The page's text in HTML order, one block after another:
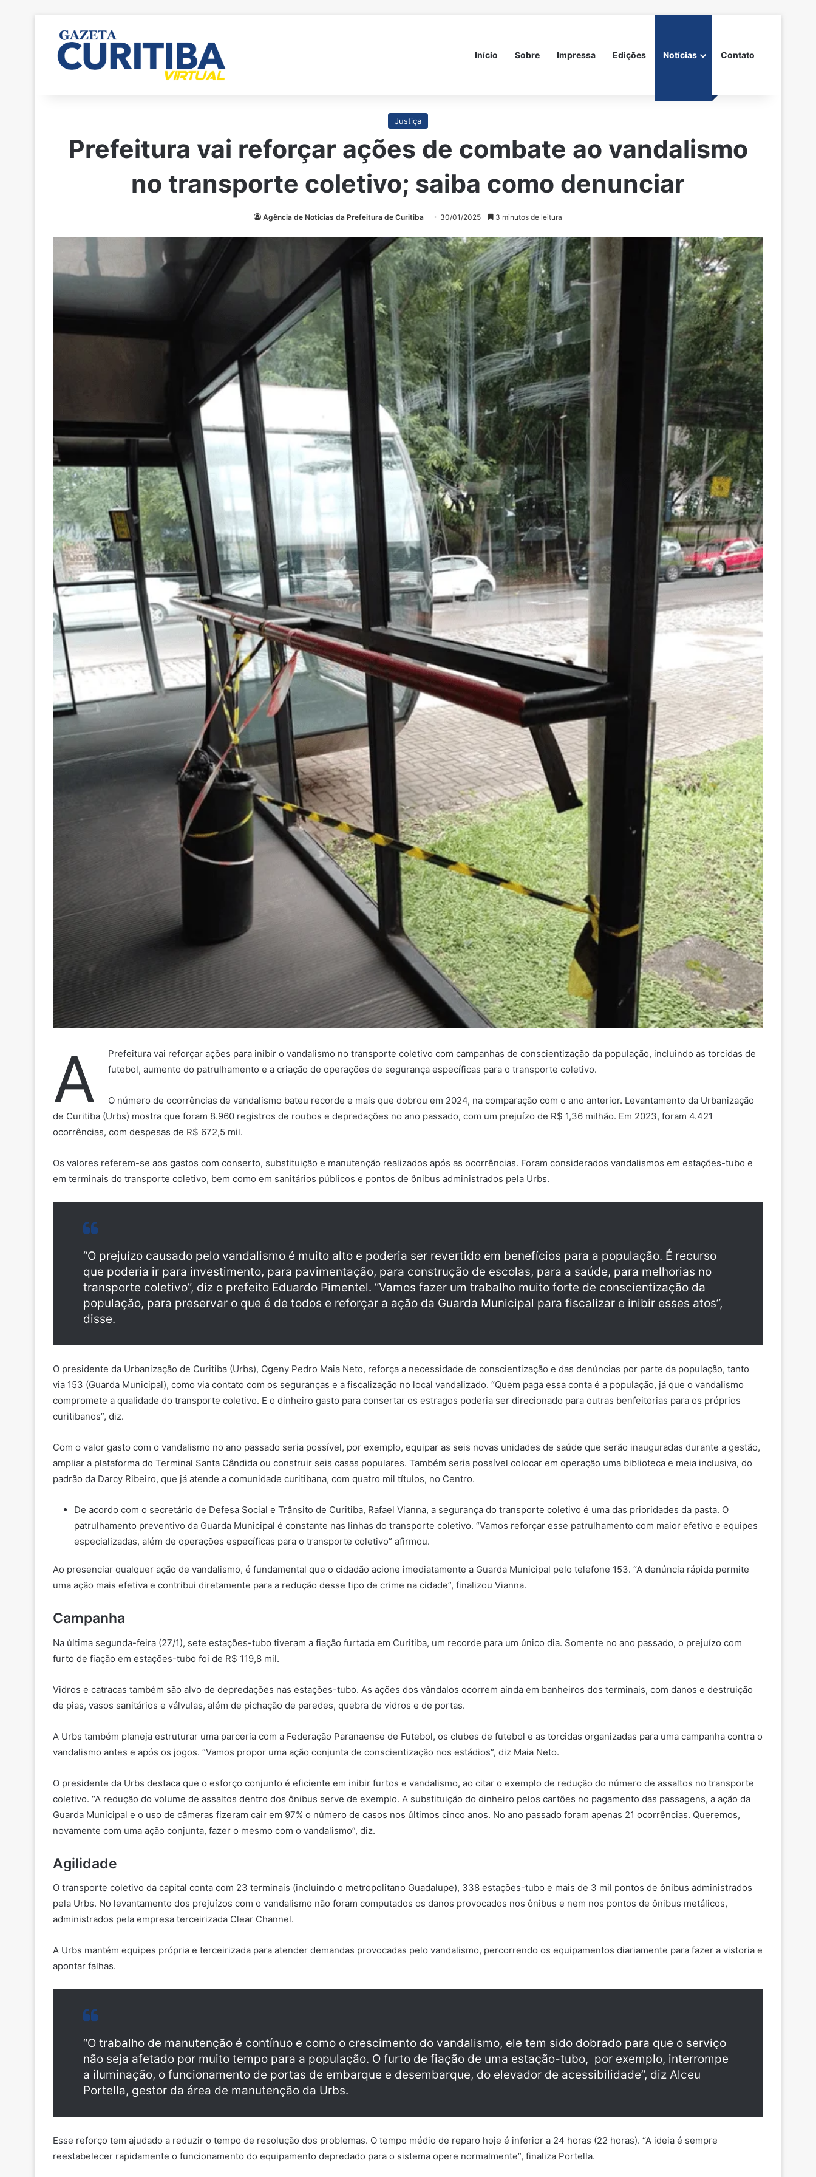
Início Sobre Impressa Edições Notícias Contato
Justiça
Prefeitura vai reforçar ações de combate ao vandalismo
no transporte coletivo; saiba como denunciar
Agência de Noticias da Prefeitura de Curitiba 30/01/2025 3 minutos de leitura
A
Prefeitura vai reforçar ações para inibir o vandalismo no transporte coletivo com campanhas de conscientização da população, incluindo as torcidas de
futebol, aumento do patrulhamento e a criação de operações de segurança específicas para o transporte coletivo.
O número de ocorrências de vandalismo bateu recorde e mais que dobrou em 2024, na comparação com o ano anterior. Levantamento da Urbanização
de Curitiba (Urbs) mostra que foram 8.960 registros de roubos e depredações no ano passado, com um prejuízo de R$ 1,36 milhão. Em 2023, foram 4.421
ocorrências, com despesas de R$ 672,5 mil.
Os valores referem-se aos gastos com conserto, substituição e manutenção realizados após as ocorrências. Foram considerados vandalismos em estações-tubo e
em terminais do transporte coletivo, bem como em sanitários públicos e pontos de ônibus administrados pela Urbs.
“O prejuízo causado pelo vandalismo é muito alto e poderia ser revertido em benefícios para a população. É recurso
que poderia ir para investimento, para pavimentação, para construção de escolas, para a saúde, para melhorias no
transporte coletivo”, diz o prefeito Eduardo Pimentel. “Vamos fazer um trabalho muito forte de conscientização da
população, para preservar o que é de todos e reforçar a ação da Guarda Municipal para fiscalizar e inibir esses atos”,
disse.
O presidente da Urbanização de Curitiba (Urbs), Ogeny Pedro Maia Neto, reforça a necessidade de conscientização e das denúncias por parte da população, tanto
via 153 (Guarda Municipal), como via contato com os seguranças e a fiscalização no local vandalizado. “Quem paga essa conta é a população, já que o vandalismo
compromete a qualidade do transporte coletivo. E o dinheiro gasto para consertar os estragos poderia ser direcionado para outras benfeitorias para os próprios
curitibanos”, diz.
Com o valor gasto com o vandalismo no ano passado seria possível, por exemplo, equipar as seis novas unidades de saúde que serão inauguradas durante a gestão,
ampliar a plataforma do Terminal Santa Cândida ou construir seis casas populares. Também seria possível colocar em operação uma biblioteca e meia inclusiva, do
padrão da Darcy Ribeiro, que já atende a comunidade curitibana, com quatro mil títulos, no Centro.
De acordo com o secretário de Defesa Social e Trânsito de Curitiba, Rafael Vianna, a segurança do transporte coletivo é uma das prioridades da pasta. O
patrulhamento preventivo da Guarda Municipal é constante nas linhas do transporte coletivo. “Vamos reforçar esse patrulhamento com maior efetivo e equipes
especializadas, além de operações específicas para o transporte coletivo” afirmou.
Ao presenciar qualquer ação de vandalismo, é fundamental que o cidadão acione imediatamente a Guarda Municipal pelo telefone 153. “A denúncia rápida permite
uma ação mais efetiva e contribui diretamente para a redução desse tipo de crime na cidade”, finalizou Vianna.
Campanha
Na última segunda-feira (27/1), sete estações-tubo tiveram a fiação furtada em Curitiba, um recorde para um único dia. Somente no ano passado, o prejuízo com
furto de fiação em estações-tubo foi de R$ 119,8 mil.
Vidros e catracas também são alvo de depredações nas estações-tubo. As ações dos vândalos ocorrem ainda em banheiros dos terminais, com danos e destruição
de pias, vasos sanitários e válvulas, além de pichação de paredes, quebra de vidros e de portas.
A Urbs também planeja estruturar uma parceria com a Federação Paranaense de Futebol, os clubes de futebol e as torcidas organizadas para uma campanha contra o
vandalismo antes e após os jogos. “Vamos propor uma ação conjunta de conscientização nos estádios”, diz Maia Neto.
O presidente da Urbs destaca que o esforço conjunto é eficiente em inibir furtos e vandalismo, ao citar o exemplo de redução do número de assaltos no transporte
coletivo. “A redução do volume de assaltos dentro dos ônibus serve de exemplo. A substituição do dinheiro pelos cartões no pagamento das passagens, a ação da
Guarda Municipal e o uso de câmeras fizeram cair em 97% o número de casos nos últimos cinco anos. No ano passado foram apenas 21 ocorrências. Queremos,
novamente com uma ação conjunta, fazer o mesmo com o vandalismo”, diz.
Agilidade
O transporte coletivo da capital conta com 23 terminais (incluindo o metropolitano Guadalupe), 338 estações-tubo e mais de 3 mil pontos de ônibus administrados
pela Urbs. No levantamento dos prejuízos com o vandalismo não foram computados os danos provocados nos ônibus e nem nos pontos de ônibus metálicos,
administrados pela empresa terceirizada Clear Channel.
A Urbs mantém equipes própria e terceirizada para atender demandas provocadas pelo vandalismo, percorrendo os equipamentos diariamente para fazer a vistoria e
apontar falhas.
“O trabalho de manutenção é contínuo e como o crescimento do vandalismo, ele tem sido dobrado para que o serviço
não seja afetado por muito tempo para a população. O furto de fiação de uma estação-tubo, por exemplo, interrompe
a iluminação, o funcionamento de portas de embarque e desembarque, do elevador de acessibilidade”, diz Alceu
Portella, gestor da área de manutenção da Urbs.
Esse reforço tem ajudado a reduzir o tempo de resolução dos problemas. O tempo médio de reparo hoje é inferior a 24 horas (22 horas). “A ideia é sempre
reestabelecer rapidamente o funcionamento do equipamento depredado para o sistema opere normalmente”, finaliza Portella.